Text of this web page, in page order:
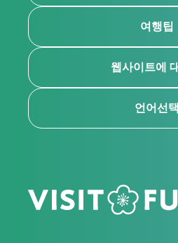
여행팁
웹사이트에
언어선택